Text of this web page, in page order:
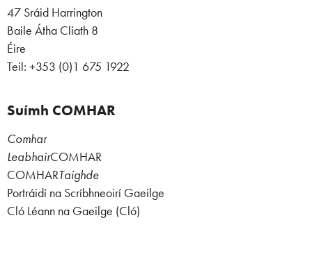
47 Sráid Harrington
Baile Átha Cliath 8
Éire
Teil: +353 (0)1 675 1922
Suímh COMHAR
Comhar
LeabhairCOMHAR
COMHARTaighde
Portráidí na Scríbhneoirí Gaeilge
Cló Léann na Gaeilge (Cló)